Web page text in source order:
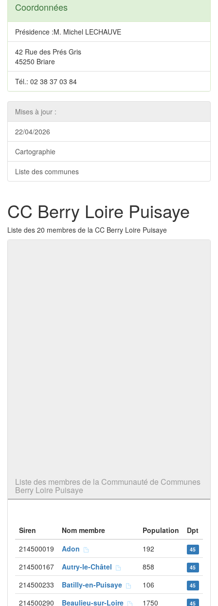
Coordonnées
Présidence :M. Michel LECHAUVE
42 Rue des Prés Gris
45250 Briare
Tél.: 02 38 37 03 84
Mises à jour :
22/04/2026
Cartographie
Liste des communes
CC Berry Loire Puisaye
Liste des 20 membres de la CC Berry Loire Puisaye
Liste des membres de la Communauté de Communes
Berry Loire Puisaye
Siren Nom membre Population
Dpt
214500019
Adon 192 45
214500167 Autry-le-Châtel 858 45
214500233 Batilly-en-Puisaye 106 45
214500290 Beaulieu-sur-Loire 1750 45